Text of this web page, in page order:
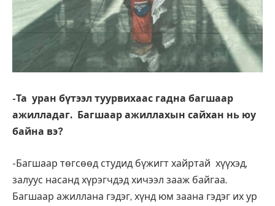
-Та уран бүтээл туурвихаас гадна багшаар
ажилладаг. Багшаар ажиллахын сайхан нь юу
байна вэ?
-Багшаар төгсөөд студид бүжигт хайртай хүүхэд,
залуус насанд хүрэгчдэд хичээл зааж байгаа.
Багшаар ажиллана гэдэг, хүнд юм заана гэдэг их ур